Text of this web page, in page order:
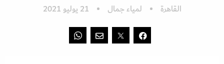
القاهرة لمياء جمال 21 يوليو 2021